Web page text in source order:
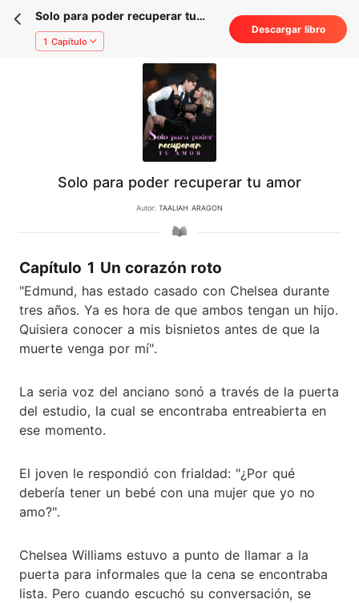
Solo para poder recuperar tu
amor
1 Capítulo
Descargar libro
Solo para poder recuperar tu amor
Autor: TAALIAH ARAGON
Capítulo 1 Un corazón roto
"Edmund, has estado casado con Chelsea durante
tres años. Ya es hora de que ambos tengan un hijo.
Quisiera conocer a mis bisnietos antes de que la
muerte venga por mí".
La seria voz del anciano sonó a través de la puerta
del estudio, la cual se encontraba entreabierta en
ese momento.
El joven le respondió con frialdad: "¿Por qué
debería tener un bebé con una mujer que yo no
amo?".
Chelsea Williams estuvo a punto de llamar a la
puerta para informales que la cena se encontraba
lista. Pero cuando escuchó su conversación, se